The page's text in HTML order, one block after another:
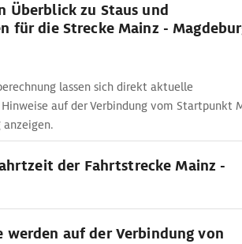
Überblick zu Staus und
für die Strecke Mainz -
lassen sich direkt aktuelle
auf der Verbindung vom Startpunkt
der Fahrtstrecke Mainz -
werden auf der Verbindung von